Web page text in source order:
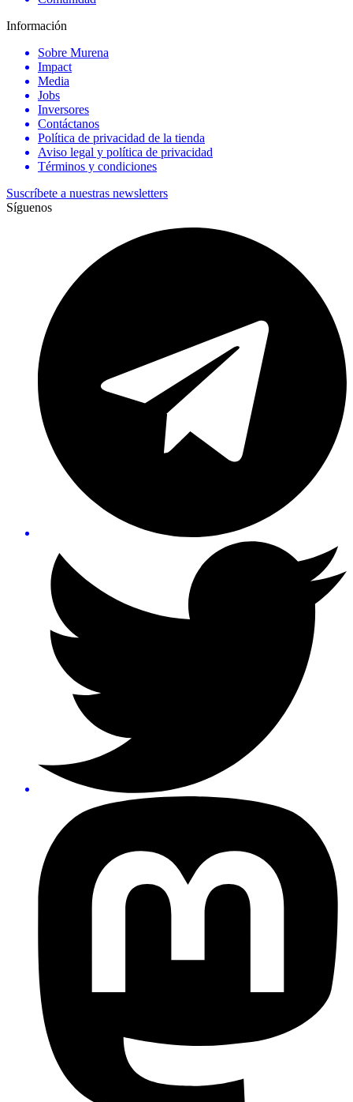
Información
Sobre Murena
Impact
Media
Jobs
Inversores
Contáctanos
Política de privacidad de la tienda
Aviso legal y política de privacidad
Términos y condiciones
Suscríbete a nuestras newsletters
Síguenos